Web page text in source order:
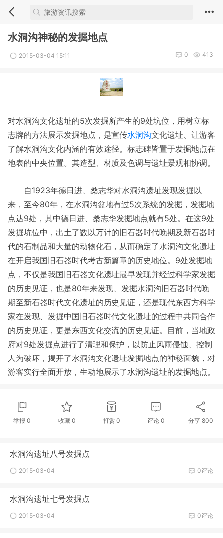
水洞沟神秘的发掘地点
2015-03-04 15:11 413
0
对水洞沟文化遗址的5次发掘所产生的9处坑位，用树立标
志牌的方法展示发掘地点，是宣传水洞沟文化遗址、让游客
了解水洞沟文化内涵的有效途径。标志碑皆置于发掘地点在
地表的中央位置。其造型、材质及色调与遗址景观相协调。
自1923年德日进、桑志华对水洞沟遗址发现发掘以
来，至今80年，在水洞沟盆地有过5次系统的发掘，发掘地
点达9处，其中德日进、桑志华发掘地点就有5处。在这9处
发掘坑位中，出土了数以万计的旧石器时代晚期及新石器时
代的石制品和大量的动物化石，从而确定了水洞沟文化遗址
在开启我国旧石器时代考古新篇章的历史地位。9处发掘地
点，不仅是我国旧石器文化遗址最早发现并经过科学家发掘
的历史见证，也是80年来发现、发掘水洞沟旧石器时代晚
期至新石器时代文化遗址的历史见证，还是现代东西方科学
家在发现、发掘中国旧石器时代文化遗址的过程中共同合作
的历史见证，更是东西文化交流的历史见证。目前，当地政
府对9处发掘点进行了清理和保护，以防止风雨侵蚀、控制
人为破坏，揭开了水洞沟文化遗址发掘地点的神秘面貌，对
游客实行全面开放，生动地展示了水洞沟遗址的发掘地点。
举报 0 收藏 0 打赏 0 评论0 分享800
水洞沟遗址八号发掘点
0评论
2015-03-04
水洞沟遗址七号发掘点
0评论
2015-03-04